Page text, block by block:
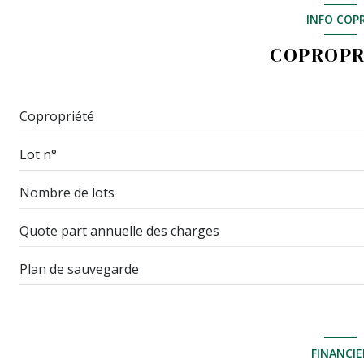
cuisine
balcon
terrasse
INFO
Copropriété
Lot n°
Nombre de lots
Quote part annuelle des charges
Plan de sauvegarde